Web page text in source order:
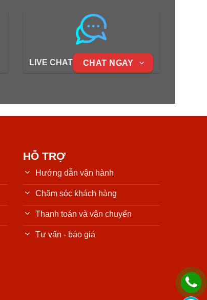
LIVE CHAT CHAT NGAY
HỖ TRỢ
Hướng dẫn vận hành
Chăm sóc khách hàng
Thanh toán và vận chuyển
Tư vấn - báo giá